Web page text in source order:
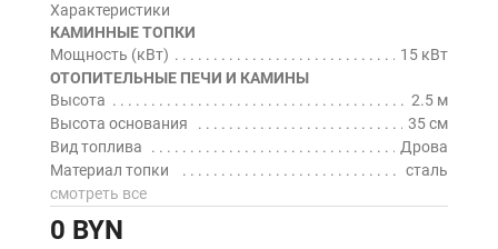
Характеристики
КАМИННЫЕ ТОПКИ
Мощность (кВт)
15 кВт
ОТОПИТЕЛЬНЫЕ ПЕЧИ И КАМИНЫ
Высота
2.5 м
Высота основания
35 см
Вид топлива
Дрова
Материал топки
сталь
смотреть все
0 BYN